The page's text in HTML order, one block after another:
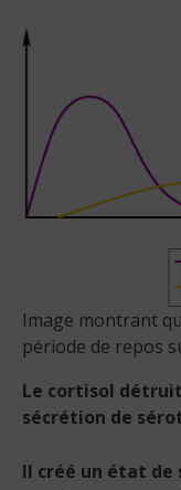
Image montrant
période de repos
Le cortisol
sécrétion de
Il créé un état de